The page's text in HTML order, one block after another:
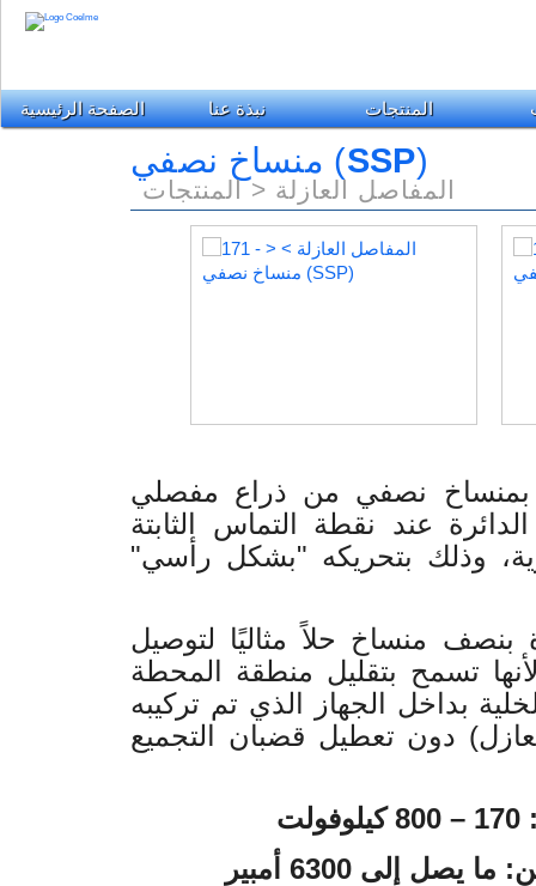
الصفحة الرئيسية نبذة عنا المنتجات
منساخ نصفي (SSP)
المنتجات > المفاصل العازلة
بمنساخ نصفي من ذراع مفصلي
عند نقطة التماس الثابتة
وذلك بتحريكه "بشكل رأسي"
بنصف منساخ حلاً مثاليًا لتوصيل
تسمح بتقليل منطقة المحطة
بداخل الجهاز الذي تم تركيبه
دون تعطيل قضبان التجميع
يصل إلى 6300 أمبير